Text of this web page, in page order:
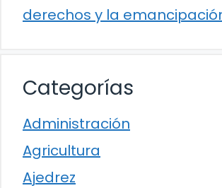
derechos y la
Categorías
Administración
Agricultura
Ajedrez